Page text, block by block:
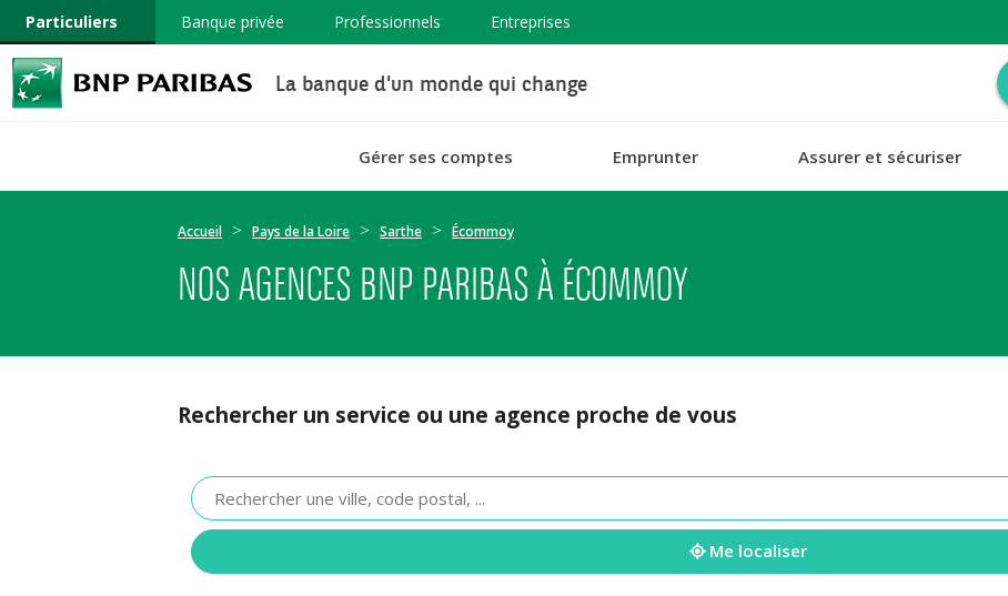
Particuliers Banque privée Professionnels Entreprises
La banque d'un monde qui change
Gérer ses comptes Emprunter Assurer et sécuriser
Accueil Pays de la Loire Sarthe Écommoy
NOS AGENCES BNP PARIBAS À ÉCOMMOY
Rechercher un service ou une agence proche de vous
Veuillez
renseigner
une
adresse
Me localiser